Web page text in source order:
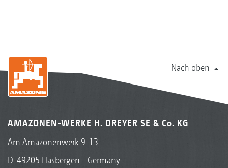
Nach oben
AMAZONEN-WERKE H. DREYER SE & Co. KG
Am Amazonenwerk 9-13
D-49205 Hasbergen - Germany